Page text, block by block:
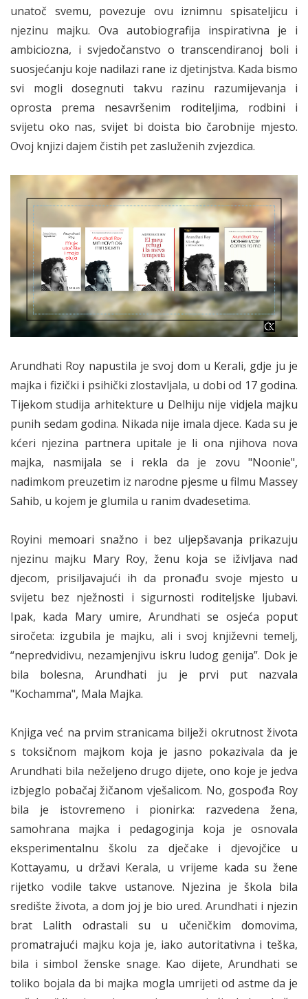
unatoč svemu, povezuje ovu iznimnu spisateljicu i
njezinu majku. Ova autobiografija inspirativna je i
ambiciozna, i svjedočanstvo o transcendiranoj boli i
suosjećanju koje nadilazi rane iz djetinjstva. Kada bismo
svi mogli dosegnuti takvu razinu razumijevanja i
oprosta prema nesavršenim roditeljima, rodbini i
svijetu oko nas, svijet bi doista bio čarobnije mjesto.
Ovoj knjizi dajem čistih pet zasluženih zvjezdica.
Arundhati Roy napustila je svoj dom u Kerali, gdje ju je
majka i fizički i psihički zlostavljala, u dobi od 17 godina.
Tijekom studija arhitekture u Delhiju nije vidjela majku
punih sedam godina. Nikada nije imala djece. Kada su je
kćeri njezina partnera upitale je li ona njihova nova
majka, nasmijala se i rekla da je zovu "Noonie",
nadimkom preuzetim iz narodne pjesme u filmu Massey
Sahib, u kojem je glumila u ranim dvadesetima.
Royini memoari snažno i bez uljepšavanja prikazuju
njezinu majku Mary Roy, ženu koja se iživljava nad
djecom, prisiljavajući ih da pronađu svoje mjesto u
svijetu bez nježnosti i sigurnosti roditeljske ljubavi.
Ipak, kada Mary umire, Arundhati se osjeća poput
siročeta: izgubila je majku, ali i svoj književni temelj,
“nepredvidivu, nezamjenjivu iskru ludog genija”. Dok je
bila bolesna, Arundhati ju je prvi put nazvala
"Kochamma", Mala Majka.
Knjiga već na prvim stranicama bilježi okrutnost života
s toksičnom majkom koja je jasno pokazivala da je
Arundhati bila neželjeno drugo dijete, ono koje je jedva
izbjeglo pobačaj žičanom vješalicom. No, gospođa Roy
bila je istovremeno i pionirka: razvedena žena,
samohrana majka i pedagoginja koja je osnovala
eksperimentalnu školu za dječake i djevojčice u
Kottayamu, u državi Kerala, u vrijeme kada su žene
rijetko vodile takve ustanove. Njezina je škola bila
središte života, a dom joj je bio ured. Arundhati i njezin
brat Lalith odrastali su u učeničkim domovima,
promatrajući majku koja je, iako autoritativna i teška,
bila i simbol ženske snage. Kao dijete, Arundhati se
toliko bojala da bi majka mogla umrijeti od astme da je